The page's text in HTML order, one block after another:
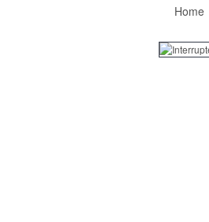
Home